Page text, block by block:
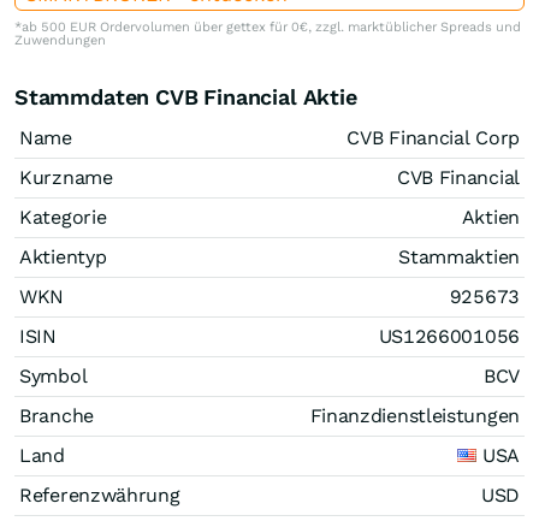
*ab 500 EUR Ordervolumen über gettex für 0€, zzgl. marktüblicher Spreads und
Zuwendungen
Stammdaten CVB Financial Aktie
Name
CVB Financial Corp
Kurzname
CVB Financial
Kategorie
Aktien
Aktientyp
Stammaktien
WKN
925673
ISIN
US1266001056
Symbol
BCV
Branche
Finanzdienstleistungen
Land
USA
Referenzwährung
USD